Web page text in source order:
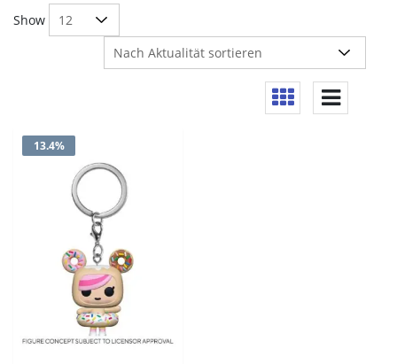
Show
13.4%